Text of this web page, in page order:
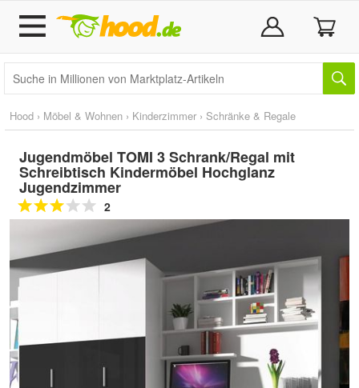
Hood › Möbel & Wohnen › Kinderzimmer › Schränke & Regale
Jugendmöbel TOMI 3 Schrank/Regal mit
Schreibtisch Kindermöbel Hochglanz
Jugendzimmer
2